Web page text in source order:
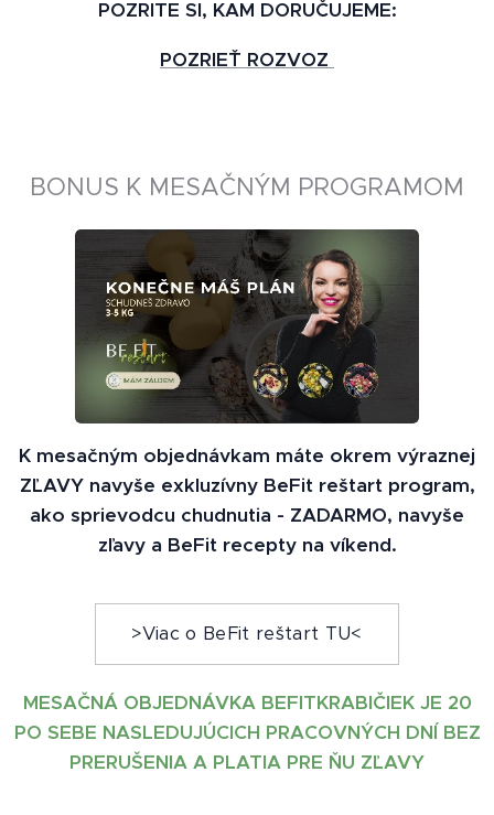
POZRITE SI, KAM DORUČUJEME:
POZRIEŤ ROZVOZ
BONUS K MESAČNÝM PROGRAMOM
K mesačným objednávkam máte okrem výraznej
ZĽAVY navyše exkluzívny BeFit reštart program,
ako sprievodcu chudnutia - ZADARMO, navyše
zľavy a BeFit recepty na víkend.
>Viac o BeFit reštart TU<
MESAČNÁ OBJEDNÁVKA BEFITKRABIČIEK JE 20
PO SEBE NASLEDUJÚCICH PRACOVNÝCH DNÍ BEZ
PRERUŠENIA A PLATIA PRE ŇU ZĽAVY